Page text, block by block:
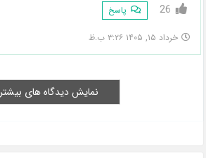
26 پاسخ
خرداد ۱۵, ۱۴۰۵ ۳:۲۶ ب.ظ
نمایش دیدگاه های بیشتر